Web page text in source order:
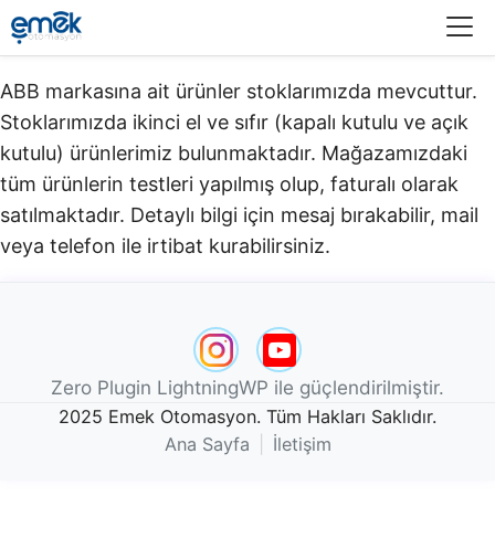
ABB markasına ait ürünler stoklarımızda mevcuttur.
Stoklarımızda ikinci el ve sıfır (kapalı kutulu ve açık
kutulu) ürünlerimiz bulunmaktadır.​ Mağazamızdaki
tüm ürünlerin testleri yapılmış olup, faturalı olarak
satılmaktadır. Detaylı bilgi için mesaj bırakabilir, mail
veya telefon ile irtibat kurabilirsiniz.
Zero Plugin LightningWP ile güçlendirilmiştir.
2025 Emek Otomasyon. Tüm Hakları Saklıdır.
Ana Sayfa
İletişim